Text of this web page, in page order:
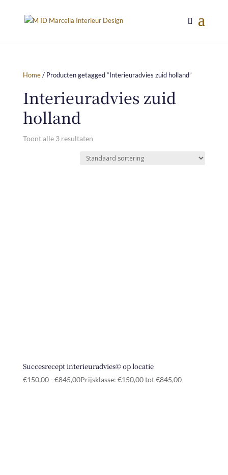
Home/ Producten getagged “Interieuradvies zuid holland”
Interieuradvies zuid
holland
Toont alle 3 resultaten
Succesrecept interieuradvies© op locatie
€150,00- €845,00Prijsklasse: €150,00 tot €845,00